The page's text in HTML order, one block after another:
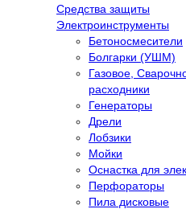
Средства защиты
Электроинструменты
Бетоносмесители
Болгарки (УШМ)
Газовое,
расходники
Генераторы
Дрели
Лобзики
Мойки
Оснастка для
Перфораторы
Пила дисковые